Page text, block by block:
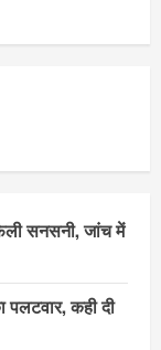
सनसनी, जांच में
पलटवार, कही दी